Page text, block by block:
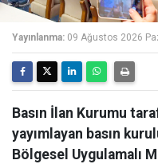
Yayınlanma: 09 Ağustos 2026
Basın İlan Kurumu
yayımlayan basın
Bölgesel Uygulamalı